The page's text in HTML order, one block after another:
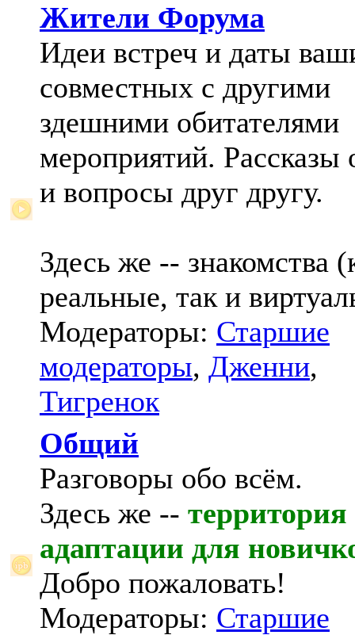
Жители Форума
Идеи встреч и даты
совместных с другими
здешними обитателями
мероприятий. Рассказы
и вопросы друг другу.
Здесь же -- знакомства
реальные, так и
Модераторы: Старшие
модераторы, Дженни,
Тигренок
Общий
Разговоры обо всём.
Здесь же -- территория
адаптации для
Добро пожаловать!
Модераторы: Старшие